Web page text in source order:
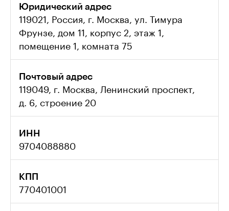
Юридический адрес
119021, Россия, г. Москва, ул. Тимура
Фрунзе, дом 11, корпус 2, этаж 1,
помещение 1, комната 75
Почтовый адрес
119049, г. Москва, Ленинский проспект,
д. 6, строение 20
ИНН
9704088880
КПП
770401001